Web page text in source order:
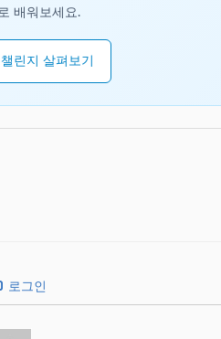
배워보세요.
챌린지 살펴보기
로그인